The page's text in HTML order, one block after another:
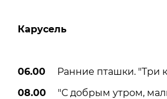
Карусель
06.00 Ранние пташки. "Три
08.00 "С добрым утром,